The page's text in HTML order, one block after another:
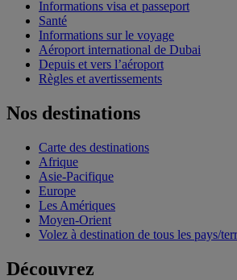
Informations visa et passeport
Santé
Informations sur le voyage
Aéroport international de Dubai
Depuis et vers l’aéroport
Règles et avertissements
Nos destinations
Carte des destinations
Afrique
Asie-Pacifique
Europe
Les Amériques
Moyen-Orient
Volez à destination de tous les pays/
Découvrez